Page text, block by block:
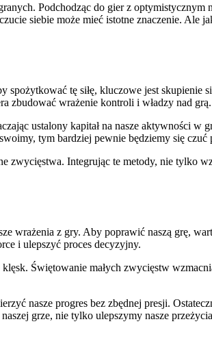
Podchodząc do gier z optymistycznym
siebie może mieć istotne znaczenie. Ale
tę siłę, kluczowe jest skupienie
zbudować wrażenie kontroli i władzy nad grą.
ustalony kapitał na nasze aktywności w
tym bardziej pewnie będziemy się czuć
Integrując te metody, nie tylko
wrażenia z gry. Aby poprawić naszą grę,
i ulepszyć proces decyzyjny.
Świętowanie małych zwycięstw
nasze progres bez zbędnej presji.
grze, nie tylko ulepszymy nasze